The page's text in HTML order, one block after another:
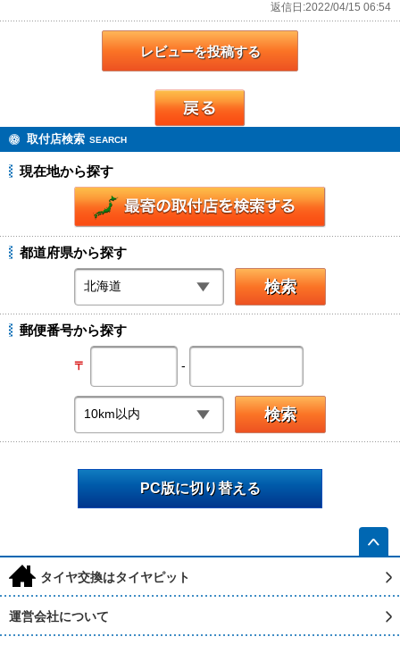
返信日:2022/04/15 06:54
レビューを投稿する
取付店検索 SEARCH
現在地から探す
都道府県から探す
郵便番号から探す
〒 -
PC版に切り替える
h タイヤ交換はタイヤピット
運営会社について